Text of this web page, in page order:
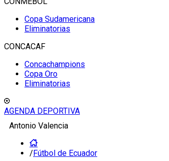
Copa Sudamericana
Eliminatorias
CONCACAF
Concachampions
Copa Oro
Eliminatorias
AGENDA DEPORTIVA
Antonio Valencia
/Fútbol de Ecuador